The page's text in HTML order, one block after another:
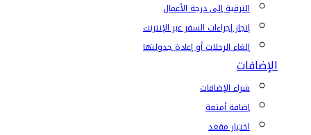
الترقية إلى درجة الأعمال
إنجاز إجراءات السفر عبر الإنترنت
إلغاء الرحلات أو إعادة جدولتها
الإضافات
شراء الإضافات
إضافة أمتعة
اختيار مقعد